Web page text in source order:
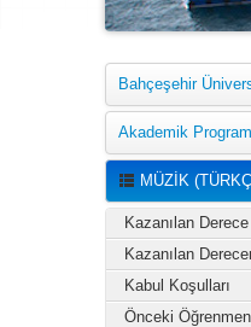
Bahçeşehir
Akademik
MÜZİK
Kazanılan Derece
Kazanılan
Kabul Koşulları
Önceki